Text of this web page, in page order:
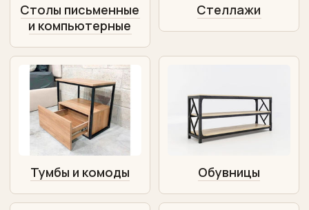
Столы письменные
и компьютерные
Стеллажи
Тумбы и комоды Обувницы